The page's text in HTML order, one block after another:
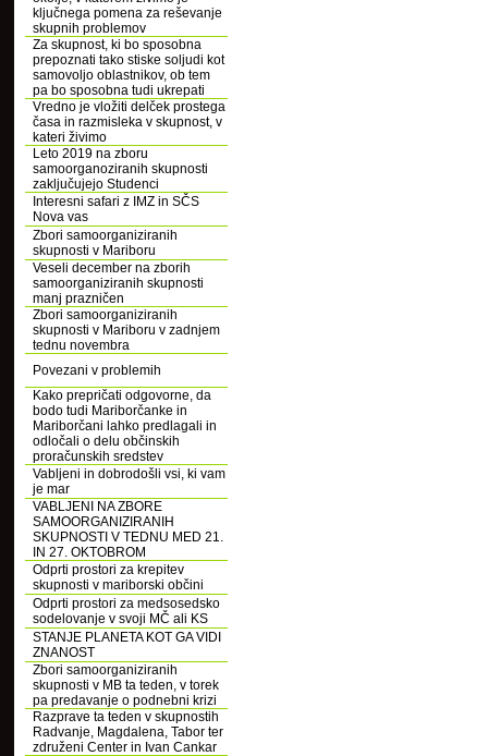
ključnega pomena za reševanje
skupnih problemov
Za skupnost, ki bo sposobna
prepoznati tako stiske soljudi kot
samovoljo oblastnikov, ob tem
pa bo sposobna tudi ukrepati
Vredno je vložiti delček prostega
časa in razmisleka v skupnost, v
kateri živimo
Leto 2019 na zboru
samoorganoziranih skupnosti
zaključujejo Studenci
Interesni safari z IMZ in SČS
Nova vas
Zbori samoorganiziranih
skupnosti v Mariboru
Veseli december na zborih
samoorganiziranih skupnosti
manj prazničen
Zbori samoorganiziranih
skupnosti v Mariboru v zadnjem
tednu novembra
Povezani v problemih
Kako prepričati odgovorne, da
bodo tudi Mariborčanke in
Mariborčani lahko predlagali in
odločali o delu občinskih
proračunskih sredstev
Vabljeni in dobrodošli vsi, ki vam
je mar
VABLJENI NA ZBORE
SAMOORGANIZIRANIH
SKUPNOSTI V TEDNU MED 21.
IN 27. OKTOBROM
Odprti prostori za krepitev
skupnosti v mariborski občini
Odprti prostori za medsosedsko
sodelovanje v svoji MČ ali KS
STANJE PLANETA KOT GA VIDI
ZNANOST
Zbori samoorganiziranih
skupnosti v MB ta teden, v torek
pa predavanje o podnebni krizi
Razprave ta teden v skupnostih
Radvanje, Magdalena, Tabor ter
združeni Center in Ivan Cankar